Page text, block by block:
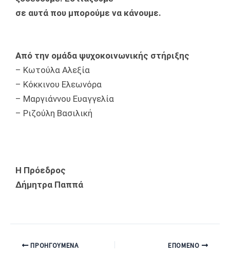
σε αυτά που μπορούμε να κάνουμε.
Από την ομάδα ψυχοκοινωνικής στήριξης
– Κωτούλα Αλεξία
– Κόκκινου Ελεωνόρα
– Μαργιάννου Ευαγγελία
– Ριζούλη Βασιλική
Η Πρόεδρος
Δήμητρα Παππά
ΠΡΟΗΓΟΎΜΕΝΑ ΕΠΌΜΕΝΟ